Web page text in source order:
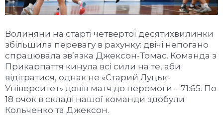
Волиняни на старті четвертої десятихвилинки
збільшила перевагу в рахунку: двічі непогано
спрацювала зв’язка Джексон-Томас. Команда з
Прикарпаття кинула всі сили на те, аби
відігратися, однак не «Старий Луцьк-
Університет» довів матч до перемоги – 71:65. По
18 очок в складі нашої команди здобули
Кольченко та Джексон.